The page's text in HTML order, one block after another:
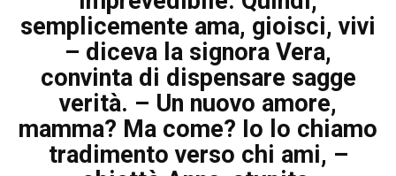
semplicemente ama, gioisci, vivi
– diceva la signora Vera,
convinta di dispensare sagge
verità. – Un nuovo amore,
mamma? Ma come? Io lo chiamo
tradimento verso chi ami, –